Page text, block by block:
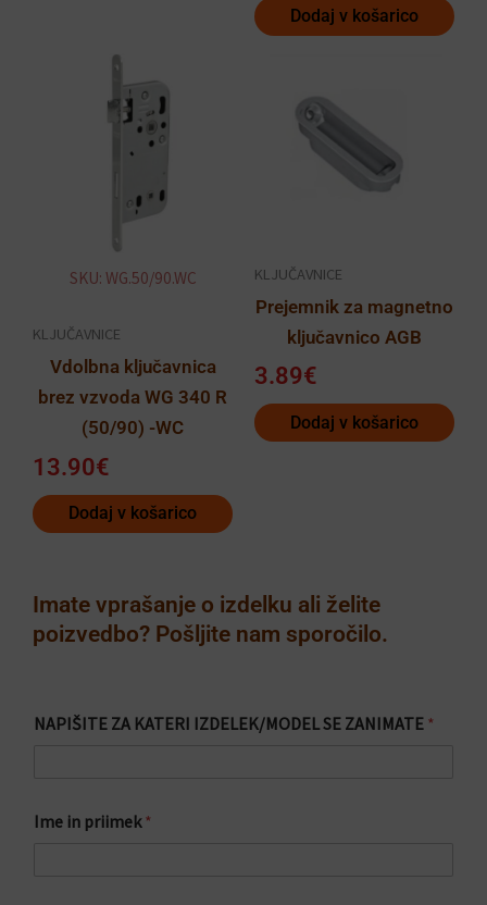
Dodaj v košarico
SKU: WG.50/90.WC
KLJUČAVNICE
Vdolbna ključavnica
brez vzvoda WG 340 R
(50/90) -WC
13.90€
Dodaj v košarico
KLJUČAVNICE
Prejemnik za magnetno
ključavnico AGB
3.89€
Dodaj v košarico
Imate vprašanje o izdelku ali želite
poizvedbo? Pošljite nam sporočilo.
NAPIŠITE ZA KATERI IZDELEK/MODEL SE ZANIMATE *
Ime in priimek*